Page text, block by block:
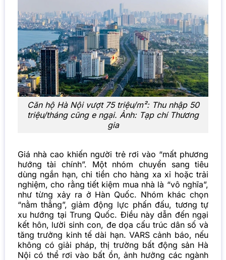
Căn hộ Hà Nội vượt 75 triệu/m²: Thu nhập 50
triệu/tháng cũng e ngại. Ảnh: Tạp chí Thương
gia
Giá nhà cao khiến người trẻ rơi vào “mất phương
hướng tài chính”. Một nhóm chuyển sang tiêu
dùng ngắn hạn, chi tiền cho hàng xa xỉ hoặc trải
nghiệm, cho rằng tiết kiệm mua nhà là “vô nghĩa”,
như từng xảy ra ở Hàn Quốc. Nhóm khác chọn
“nằm thẳng”, giảm động lực phấn đấu, tương tự
xu hướng tại Trung Quốc. Điều này dẫn đến ngại
kết hôn, lười sinh con, đe dọa cấu trúc dân số và
tăng trưởng kinh tế dài hạn. VARS cảnh báo, nếu
không có giải pháp, thị trường bất động sản Hà
Nội có thể rơi vào bất ổn, ảnh hưởng các ngành